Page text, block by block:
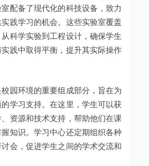
配备了现代化的科技设备，致力
践学习的机会。这些实验室覆盖
科学实验到工程设计，确保学生
践中取得平衡，提升其实际操作
园环境的重要组成部分，旨在为
学习支持。在这里，学生可以获
资源和技术支持，帮助他们在课
知识。学习中心还定期组织各种
会，促进学生之间的学术交流和